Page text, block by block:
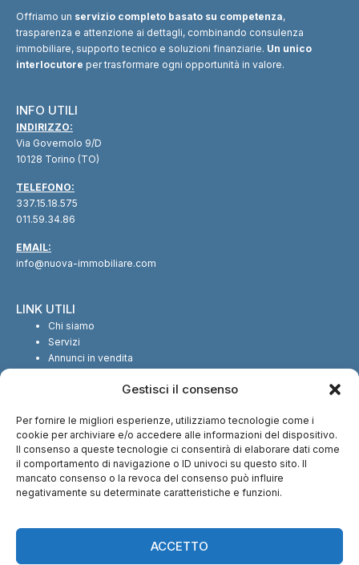
Gestisci il consenso
Per fornire le migliori esperienze, utilizziamo tecnologie come i
cookie per archiviare e/o accedere alle informazioni del dispositivo.
Il consenso a queste tecnologie ci consentirà di elaborare dati come
il comportamento di navigazione o ID univoci su questo sito. Il
mancato consenso o la revoca del consenso può influire
negativamente su determinate caratteristiche e funzioni.
ACCETTO
Offriamo un servizio completo basato su competenza,
trasparenza e attenzione ai dettagli, combinando consulenza
immobiliare, supporto tecnico e soluzioni finanziarie. Un unico
interlocutore per trasformare ogni opportunità in valore.
INFO UTILI
INDIRIZZO:
Via Governolo 9/D
10128 Torino (TO)
TELEFONO:
337.15.18.575
011.59.34.86
EMAIL:
info@nuova-immobiliare.com
LINK UTILI
Chi siamo
Servizi
Annunci in vendita
SEGUICI SUI SOCIAL
CI TROVI ANCHE SU: